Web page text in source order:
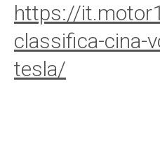
https://
classifica-cina-
tesla/